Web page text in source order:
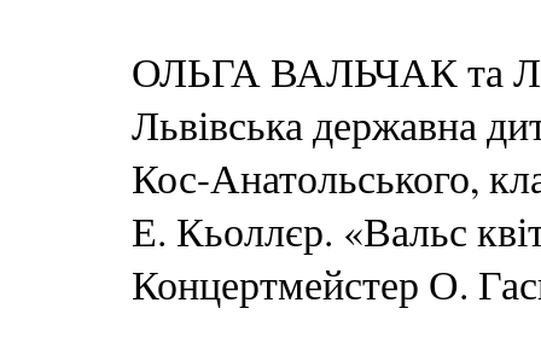
ОЛЬГА ВАЛЬЧАК та
Львівська державна
Кос-Анатольського,
Е. Кьоллєр. «Вальс
Концертмейстер О.